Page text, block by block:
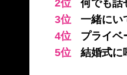
2位
何でも話
3位
一緒にい
4位
プライベ
5位
結婚式に